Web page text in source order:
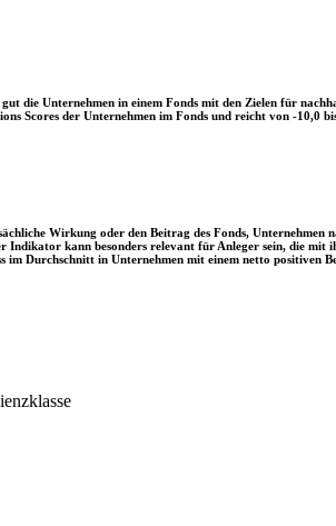
gut die Unternehmen in einem Fonds mit den Zielen für
Scores der Unternehmen im Fonds und reicht von -10,0
Wirkung oder den Beitrag des Fonds,
Indikator kann besonders relevant für Anleger sein, die
im Durchschnitt in Unternehmen mit einem netto